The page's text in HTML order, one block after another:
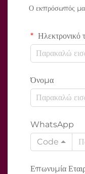
Ο εκπρόσωπός
Ηλεκτρονικό
Όνομα
WhatsApp
Code
Επωνυμία